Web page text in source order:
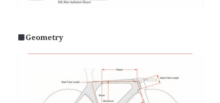
Geometry